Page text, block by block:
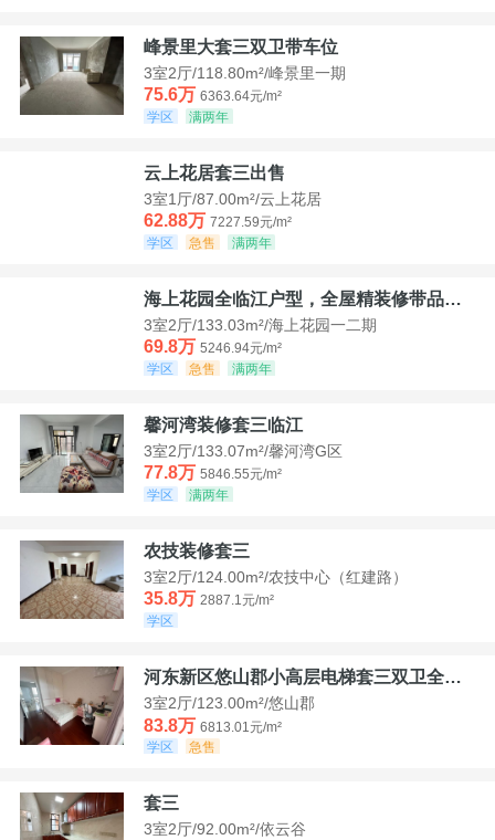
峰景里大套三双卫带车位
3室2厅/118.80m²/峰景里一期
75.6万 6363.64元/m²
学区
满两年
云上花居套三出售
3室1厅/87.00m²/云上花居
62.88万 7227.59元/m²
学区
急售 满两年
海上花园全临江户型，全屋精装修带品牌家具家电，诚意出售！
3室2厅/133.03m²/海上花园一二期
69.8万 5246.94元/m²
学区
急售 满两年
馨河湾装修套三临江
3室2厅/133.07m²/馨河湾G区
77.8万 5846.55元/m²
学区
满两年
农技装修套三
3室2厅/124.00m²/农技中心（红建路）
35.8万 2887.1元/m²
学区
河东新区悠山郡小高层电梯套三双卫全装带家具家电
3室2厅/123.00m²/悠山郡
83.8万 6813.01元/m²
学区
急售
套三
3室2厅/92.00m²/依云谷